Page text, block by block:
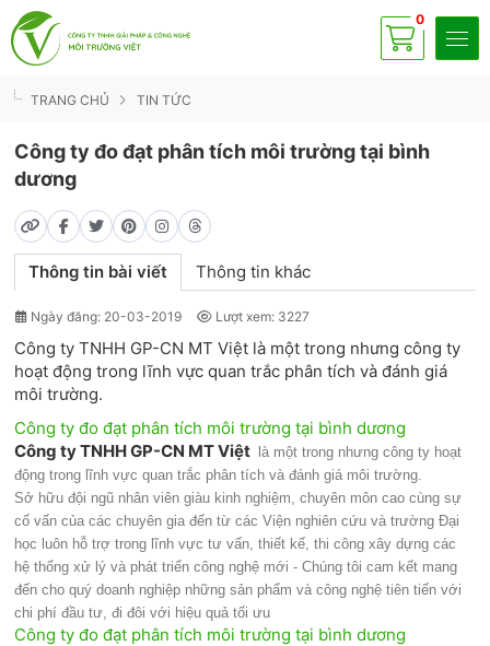
Có 0
sp
TRANG CHỦ TIN TỨC
Công ty đo đạt phân tích môi trường tại bình
dương
Thông tin bài viết Thông tin khác
Ngày đăng: 20-03-2019 Lượt xem: 3227
Công ty TNHH GP-CN MT Việt là một trong nhưng công ty
hoạt động trong lĩnh vực quan trắc phân tích và đánh giá
môi trường.
Công ty đo đạt phân tích môi trường tại bình dương
Công ty TNHH GP-CN MT Việt
là một trong nhưng công ty hoạt
động trong lĩnh vực quan trắc phân tích và đánh giá môi trường.
Sở hữu đội ngũ nhân viên giàu kinh nghiệm, chuyên môn cao cùng sự
cố vấn của các chuyên gia đến từ các Viện nghiên cứu và trường Đại
học luôn hỗ trợ trong lĩnh vực tư vấn, thiết kế, thi công xây dựng các
hệ thống xử lý và phát triển công nghệ mới - Chúng tôi cam kết mang
đến cho quý doanh nghiệp những sản phẩm và công nghệ tiên tiến với
chi phí đầu tư, đi đôi với hiệu quả tối ưu
Công ty đo đạt phân tích môi trường tại bình dương